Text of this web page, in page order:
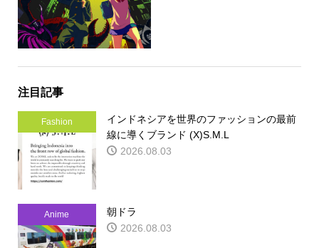
注目記事
Fashion
インドネシアを世界のファッションの最前
線に導くブランド (X)S.M.L
2026.08.03
Anime
朝ドラ
2026.08.03